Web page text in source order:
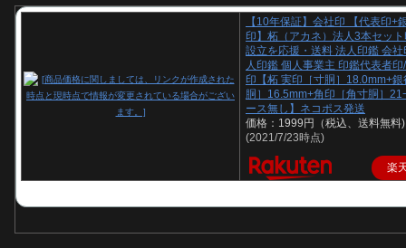
【10年保証】会社印 【代表印+
印】柘（アカネ）法人3本セッ
設立を応援・送料 法人印鑑 会社
人印鑑 個人事業主 印鑑代表者
印【柘 実印［寸胴］18.0mm+銀
胴］16.5mm+角印［角寸胴］
ース無し】ネコポス発送
価格：1999円（税込、送料無料)
(2021/7/23時点)
楽